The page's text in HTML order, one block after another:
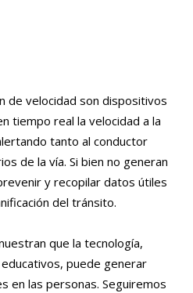
de velocidad son dispositivos
tiempo real la velocidad a la
tanto al conductor
de la vía. Si bien no generan
y recopilar datos útiles
del tránsito.
que la tecnología,
puede generar
en las personas. Seguiremos